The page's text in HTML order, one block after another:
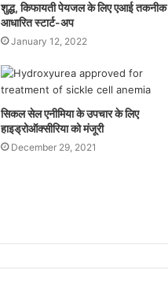
शुद्ध, किफायती पेयजल के लिए एआई तकनीक
आधारित स्टार्ट-अप
January 12, 2022
सिकल सेल एनीमिया के उपचार के लिए
हाइड्रोऑक्सीरिया को मंजूरी
December 29, 2021